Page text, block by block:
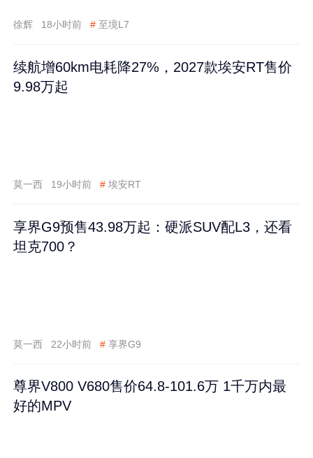
徐辉 18小时前 # 至境L7
续航增60km电耗降27%，2027款埃安RT售价
9.98万起
莫一西 19小时前 # 埃安RT
享界G9预售43.98万起：硬派SUV配L3，还看
坦克700？
莫一西 22小时前 # 享界G9
尊界V800 V680售价64.8-101.6万 1千万内最
好的MPV